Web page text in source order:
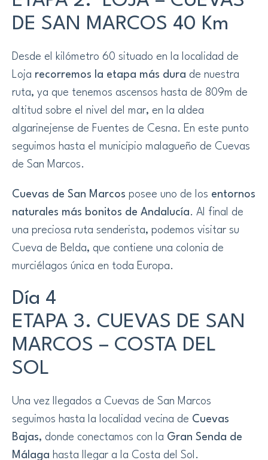
DE SAN MARCOS 40 Km
Desde el kilómetro 60 situado en la localidad de
Loja recorremos la etapa más dura de nuestra
ruta, ya que tenemos ascensos hasta de 809m de
altitud sobre el nivel del mar, en la aldea
algarinejense de Fuentes de Cesna. En este punto
seguimos hasta el municipio malagueño de Cuevas
de San Marcos.
Cuevas de San Marcos posee uno de los entornos
naturales más bonitos de Andalucía. Al final de
una preciosa ruta senderista, podemos visitar su
Cueva de Belda, que contiene una colonia de
murciélagos única en toda Europa.
Día 4
ETAPA 3. CUEVAS DE SAN
MARCOS – COSTA DEL
SOL
Una vez llegados a Cuevas de San Marcos
seguimos hasta la localidad vecina de Cuevas
Bajas, donde conectamos con la Gran Senda de
Málaga hasta llegar a la Costa del Sol.